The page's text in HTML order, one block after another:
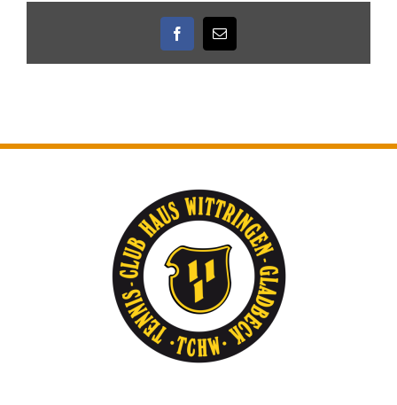
Facebook
E-
Mail